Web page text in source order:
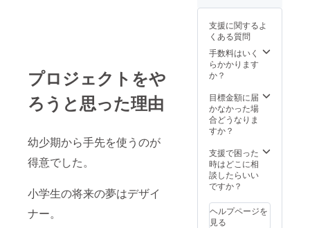
プロジェクトをや
ろうと思った理由
幼少期から手先を使うのが
得意でした。
小学生の将来の夢はデザイ
ナー。
支援に関するよ
くある質問
手数料はいく
らかかります
か？
目標金額に届
かなかった場
合どうなりま
すか？
支援で困った
時はどこに相
談したらいい
ですか？
ヘルプページを
見る